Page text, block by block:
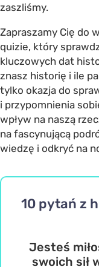
zaszliśmy.
Zapraszamy Cię do
quizie, który
kluczowych dat
znasz historię i ile
tylko okazja do
i przypomnienia
wpływ na naszą
na fascynującą
wiedzę i odkryć na
10 pytań z
Jesteś
swoich sił